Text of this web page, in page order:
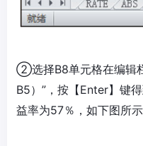
②选择B8单元格在编辑
B5）”，按【Enter】键
益率为57％，如下图所示